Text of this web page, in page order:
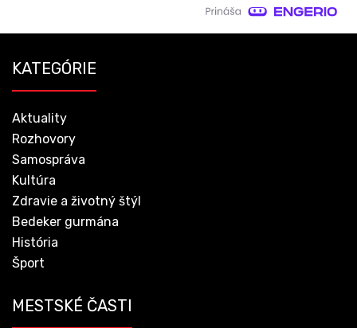
KATEGÓRIE
Aktuality
Rozhovory
Samospráva
Kultúra
Zdravie a životný štýl
Bedeker gurmána
História
Šport
MESTSKÉ ČASTI